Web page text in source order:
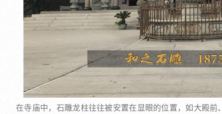
在寺庙中，石雕龙柱往往被安置在显眼的位置，如大殿前